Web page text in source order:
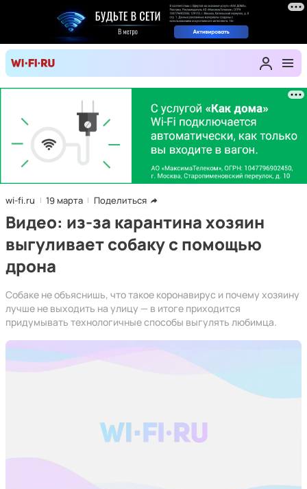
wi-fi.ru 19 марта Поделиться
Видео: из-за карантина хозяин
выгуливает собаку с помощью
дрона
Собаке не объяснишь, что такое коронавирус и почему хозяину
лучше не выходить на улицу — в итоге приходится
придумывать технологичные способы выгулять любимца.